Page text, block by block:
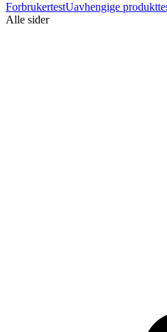
ForbrukertestUavhengige
Alle sider